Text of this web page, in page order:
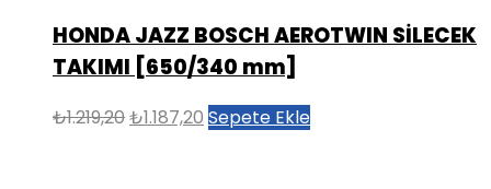
HONDA JAZZ BOSCH AEROTWIN SİLECEK
TAKIMI [650/340 mm]
₺1.219,20Orijinal
₺1.187,20 Şu
Sepete Ekle